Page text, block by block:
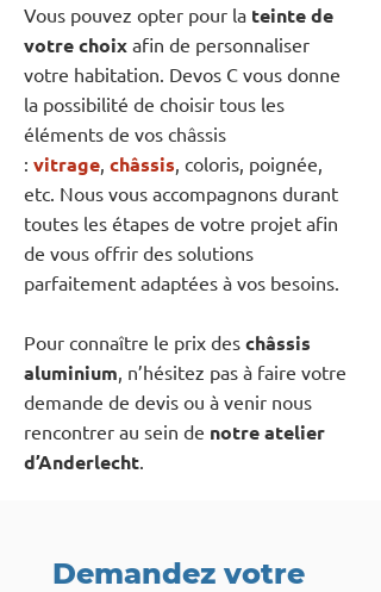
Vous pouvez opter pour la teinte de
votre choix afin de personnaliser
votre habitation. Devos C vous donne
la possibilité de choisir tous les
éléments de vos châssis
: vitrage, châssis, coloris, poignée,
etc. Nous vous accompagnons durant
toutes les étapes de votre projet afin
de vous offrir des solutions
parfaitement adaptées à vos besoins.
Pour connaître le prix des châssis
aluminium, n’hésitez pas à faire votre
demande de devis ou à venir nous
rencontrer au sein de notre atelier
d’Anderlecht.
Demandez votre